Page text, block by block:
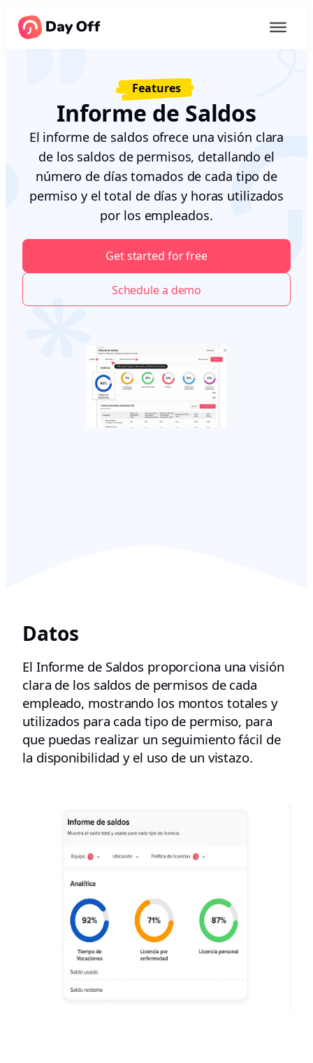
Features
Informe de Saldos
El informe de saldos ofrece una visión clara
de los saldos de permisos, detallando el
número de días tomados de cada tipo de
permiso y el total de días y horas utilizados
por los empleados.
Get started for free
Schedule a demo
Datos
El Informe de Saldos proporciona una visión
clara de los saldos de permisos de cada
empleado, mostrando los montos totales y
utilizados para cada tipo de permiso, para
que puedas realizar un seguimiento fácil de
la disponibilidad y el uso de un vistazo.